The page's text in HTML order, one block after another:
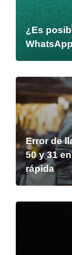
¿Es
Error de
50 y 31
rápida